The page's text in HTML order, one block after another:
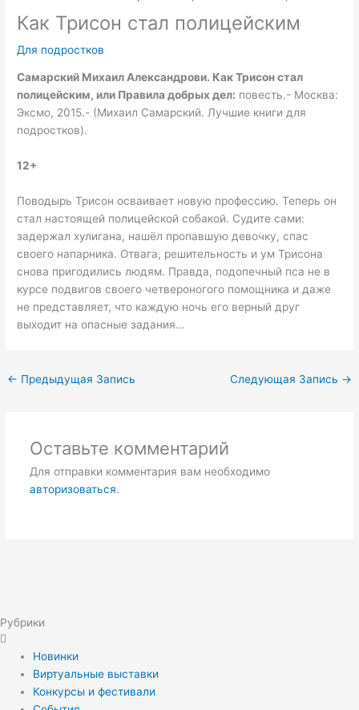
Как Трисон стал полицейским
Для подростков
Самарский Михаил Александрови. Как Трисон стал
полицейским, или Правила добрых дел: повесть.- Москва:
Эксмо, 2015.- (Михаил Самарский. Лучшие книги для
подростков).
12+
Поводырь Трисон осваивает новую профессию. Теперь он
стал настоящей полицейской собакой. Судите сами:
задержал хулигана, нашёл пропавшую девочку, спас
своего напарника. Отвага, решительность и ум Трисона
снова пригодились людям. Правда, подопечный пса не в
курсе подвигов своего четвероногого помощника и даже
не представляет, что каждую ночь его верный друг
выходит на опасные задания…
← Предыдущая Запись Следующая Запись →
Оставьте комментарий
Для отправки комментария вам необходимо
авторизоваться.
Рубрики
Новинки
Виртуальные выставки
Конкурсы и фестивали